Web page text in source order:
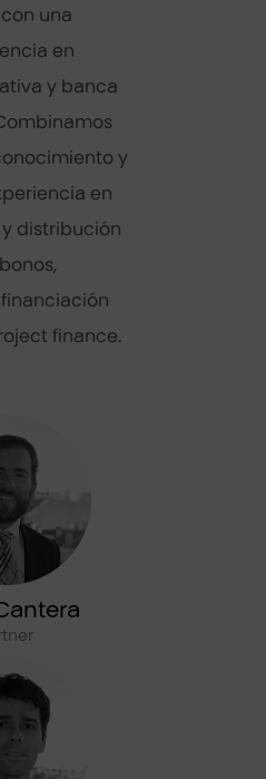
una
en
y banca
y
en
distribución
finance.